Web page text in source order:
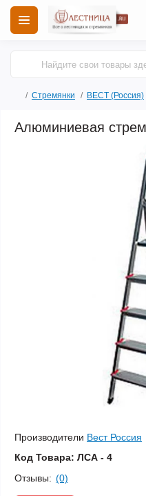
Стремянки ВЕСТ (Россия)
Алюминиевая
Производители Вест Россия
Код Товара: ЛСА - 4
Отзывы: (0)